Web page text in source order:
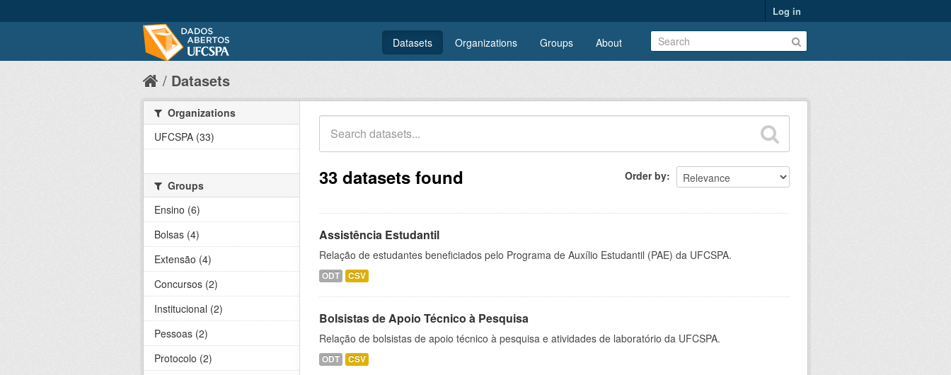
Log in
Datasets Organizations Groups About
Datasets
Order by
33 datasets found
Assistência Estudantil
Relação de estudantes beneficiados pelo Programa de Auxílio Estudantil (PAE) da UFCSPA.
ODT CSV
Bolsistas de Apoio Técnico à Pesquisa
Relação de bolsistas de apoio técnico à pesquisa e atividades de laboratório da UFCSPA.
ODT CSV
Organizations
UFCSPA (33)
Groups
Ensino (6)
Bolsas (4)
Extensão (4)
Concursos (2)
Institucional (2)
Pessoas (2)
Protocolo (2)